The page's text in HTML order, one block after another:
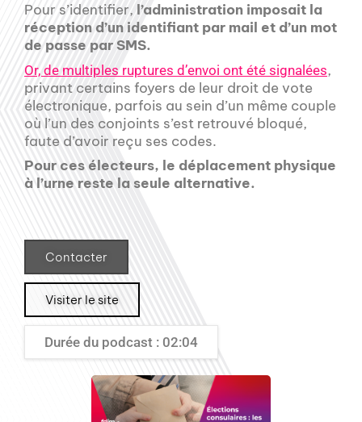
Pour s’identifier, l’administration imposait la
réception d’un identifiant par mail et d’un mot
de passe par SMS.
Or, de multiples ruptures d’envoi ont été signalées,
privant certains foyers de leur droit de vote
électronique, parfois au sein d’un même couple
où l’un des conjoints s’est retrouvé bloqué,
faute d’avoir reçu ses codes.
Pour ces électeurs, le déplacement physique
à l’urne reste la seule alternative.
Contacter
Visiter le site
Durée du podcast : 02:04